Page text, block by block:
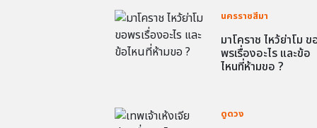
นครราชสีมา
มาโคราช ไหว้ย่าโม ข
พรเรื่องอะไร และข้อ
ไหนที่ห้ามขอ ?
ดูดวง